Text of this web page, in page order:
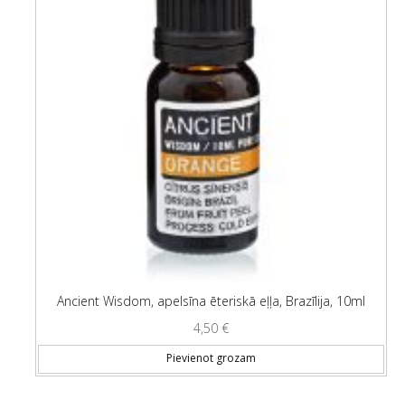
Ancient Wisdom, apelsīna ēteriskā eļļa, Brazīlija, 10ml
4,50 €
Pievienot grozam